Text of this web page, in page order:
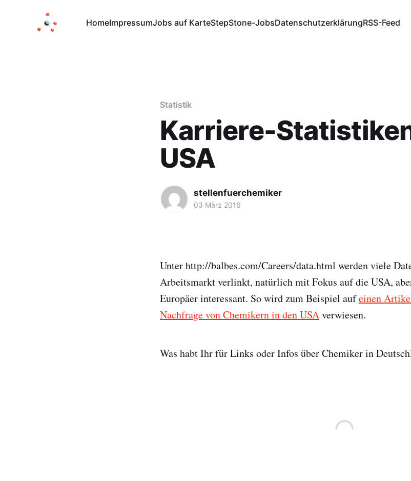
HomeImpressumJobs auf KarteStepStone-JobsDatenschutzerklärungRSS-Feed
Statistik
Karriere-
USA
stellenfuerchemiker
03 März 2016
Unter http://balbes.com/Careers/data.html werden viele
Arbeitsmarkt verlinkt, natürlich mit Fokus auf die USA,
Europäer interessant. So wird zum Beispiel aufeinen
Nachfrage von Chemikern in den USAverwiesen.
Was habt Ihr für Links oder Infos über Chemiker in